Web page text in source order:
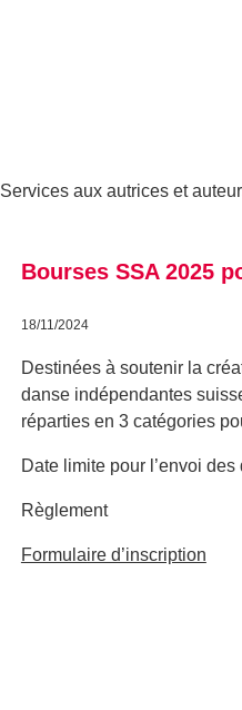
Services aux autrices et
Bourses SSA 2025
18/11/2024
Destinées à soutenir la
danse indépendantes
réparties en 3 catégories
Date limite pour l’envoi
Règlement
Formulaire d’inscription